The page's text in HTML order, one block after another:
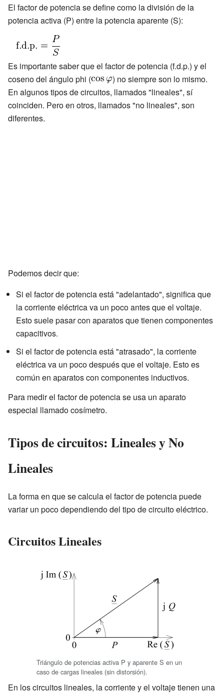
El factor de potencia se define como la división de la
potencia activa (P) entre la potencia aparente (S):
Es importante saber que el factor de potencia (f.d.p.) y el
coseno del ángulo phi (
) no siempre son lo mismo.
En algunos tipos de circuitos, llamados "lineales", sí
coinciden. Pero en otros, llamados "no lineales", son
diferentes.
Podemos decir que:
Si el factor de potencia está "adelantado", significa que
la corriente eléctrica va un poco antes que el voltaje.
Esto suele pasar con aparatos que tienen componentes
capacitivos.
Si el factor de potencia está "atrasado", la corriente
eléctrica va un poco después que el voltaje. Esto es
común en aparatos con componentes inductivos.
Para medir el factor de potencia se usa un aparato
especial llamado cosímetro.
Tipos de circuitos: Lineales y No
Lineales
La forma en que se calcula el factor de potencia puede
variar un poco dependiendo del tipo de circuito eléctrico.
Circuitos Lineales
Triángulo de potencias activa P y aparente S en un
caso de cargas lineales (sin distorsión).
En los circuitos lineales, la corriente y el voltaje tienen una